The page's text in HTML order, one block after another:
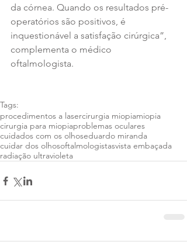
da córnea. Quando os resultados pré-
operatórios são positivos, é
inquestionável a satisfação cirúrgica”,
complementa o médico
oftalmologista.
Tags:
procedimentos a lasercirurgia miopiamiopia
cirurgia para miopiaproblemas oculares
cuidados com os olhoseduardo miranda
cuidar dos olhosoftalmologistasvista embaçada
radiação ultravioleta